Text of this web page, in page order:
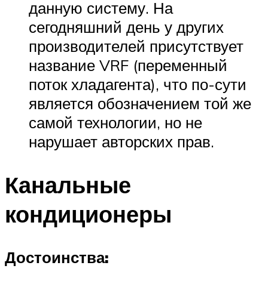
данную систему. На
сегодняшний день у других
производителей присутствует
название VRF (переменный
поток хладагента), что по-сути
является обозначением той же
самой технологии, но не
нарушает авторских прав.
Канальные
кондиционеры
Достоинства: